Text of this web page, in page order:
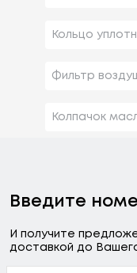
Кольцо
Фильтр
Колпачок
Введите
И получите
доставкой до